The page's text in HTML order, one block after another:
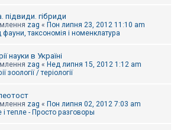
підвиди. гібриди
zag « Пон липня 23, 2012 11:10 am
таксономія і номенклатура
науки в Україні
zag « Нед липня 15, 2012 1:12 am
зоології / теріології
zag « Пон липня 02, 2012 7:03 am
і тепле - Просто разговоры